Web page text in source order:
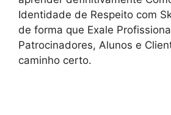
Identidade de Respeito com
de forma que Exale
Patrocinadores, Alunos e
caminho certo.